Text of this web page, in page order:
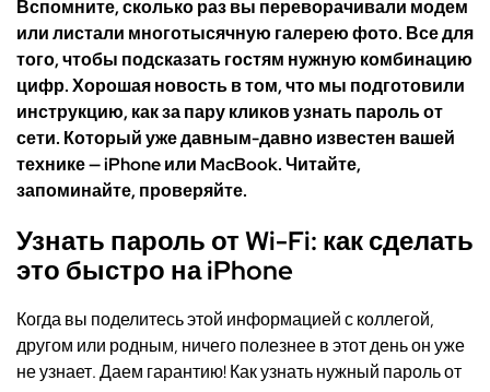
Вспомните, сколько раз вы переворачивали модем
или листали многотысячную галерею фото. Все для
того, чтобы подсказать гостям нужную комбинацию
цифр. Хорошая новость в том, что мы подготовили
инструкцию, как за пару кликов узнать пароль от
сети. Который уже давным-давно известен вашей
технике — iPhone или MacBook. Читайте,
запоминайте, проверяйте.
Узнать пароль от Wi-Fi: каксделать
это быстро на iPhone
Когда вы поделитесь этой информацией с коллегой,
другом или родным, ничего полезнее в этот день он уже
не узнает. Даем гарантию! Как узнать нужный пароль от